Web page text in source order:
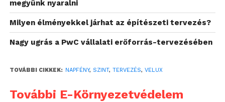
mindezt: segítségével az importált modellek
geometriai összetettségének korlátozása nélkül
értékelhetjük ki az épülettípusok széles skáláját, a
kis méretű családi háztól egészen a többlakásos
megyünk nyaralni
Milyen élményekkel járhat az építészeti tervezés?
Nagy ugrás a PwC vállalati erőforrás-tervezésében
TOVÁBBI CIKKEK: NAPFÉNY, SZINT, TERVEZÉS, VELUX
További E-Környezetvédelem